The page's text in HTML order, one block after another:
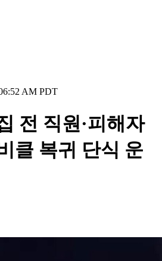
AM PDT
전 직원·피해자
클 복귀 단식 운